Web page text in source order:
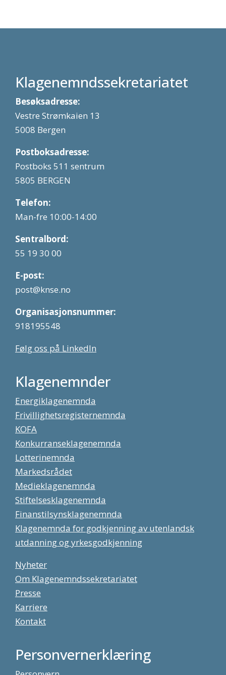
Klagenemndssekretariatet
Besøksadresse:
Vestre Strømkaien 13
5008 Bergen
Postboksadresse:
Postboks 511 sentrum
5805 BERGEN
Telefon:
Man-fre 10:00-14:00
Sentralbord:
55 19 30 00
E-post:
post@knse.no
Organisasjonsnummer:
918195548
Følg oss på LinkedIn
Klagenemnder
Energiklagenemnda
Frivillighetsregisternemnda
KOFA
Konkurranseklagenemnda
Lotterinemnda
Markedsrådet
Medieklagenemnda
Stiftelsesklagenemnda
Finanstilsynsklagenemnda
Klagenemnda for godkjenning av utenlandsk
utdanning og yrkesgodkjenning
Nyheter
Om Klagenemndssekretariatet
Presse
Karriere
Kontakt
Personvernerklæring